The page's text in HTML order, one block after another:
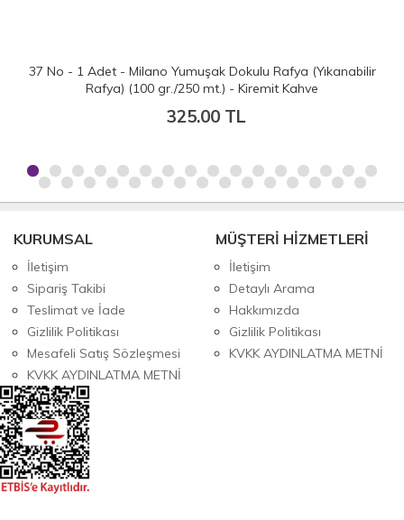
37 No - 1 Adet - Milano Yumuşak Dokulu Rafya (Yıkanabilir
Rafya) (100 gr./250 mt.) - Kiremit Kahve
325.00 TL
KURUMSAL
İletişim
Sipariş Takibi
Teslimat ve İade
Gizlilik Politikası
Mesafeli Satış Sözleşmesi
KVKK AYDINLATMA METNİ
MÜŞTERİ HİZMETLERİ
İletişim
Detaylı Arama
Hakkımızda
Gizlilik Politikası
KVKK AYDINLATMA METNİ